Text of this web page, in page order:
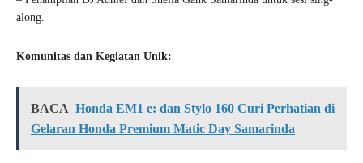
along.
Komunitas dan Kegiatan Unik:
BACA Honda EM1 e: dan Stylo 160 Curi Perhatian di
Gelaran Honda Premium Matic Day Samarinda